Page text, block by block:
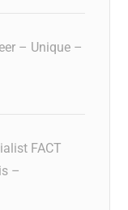
– Unique –
FACT
–